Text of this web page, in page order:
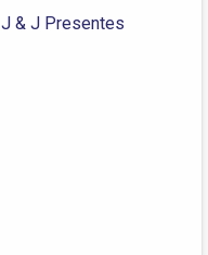
& J Presentes